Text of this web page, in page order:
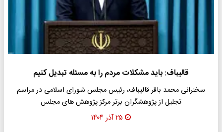
قالیباف: باید مشکلات مردم را به مسئله تبدیل کنیم
سخنرانی محمد باقر قالیباف، رئیس مجلس شورای اسلامی در مراسم
تجلیل از پژوهشگران برتر مرکز پژوهش های مجلس
۲۵ آذر ۱۴۰۴